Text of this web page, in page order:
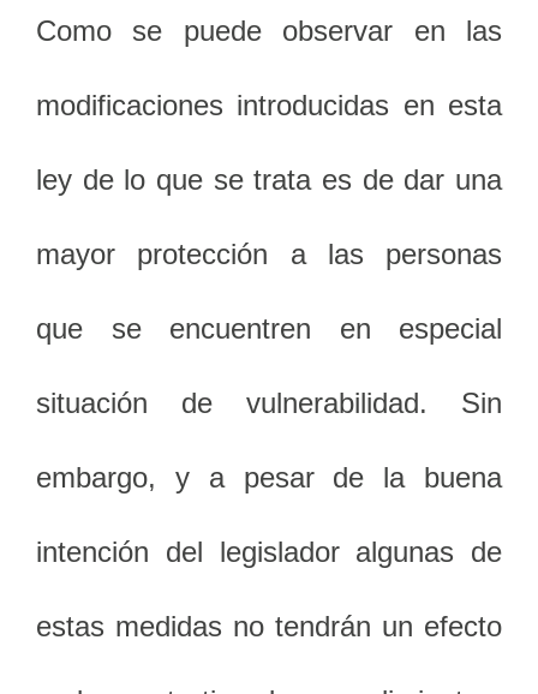
Como se puede observar en las
modificaciones introducidas en esta
ley de lo que se trata es de dar una
mayor protección a las personas
que se encuentren en especial
situación de vulnerabilidad. Sin
embargo, y a pesar de la buena
intención del legislador algunas de
estas medidas no tendrán un efecto